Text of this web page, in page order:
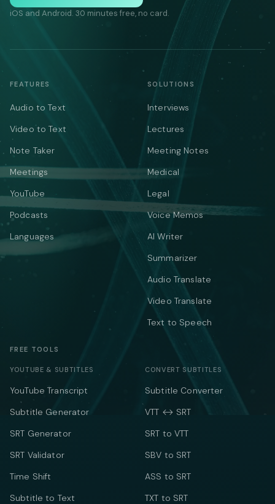
iOS and Android. 30 minutes free, no card.
FEATURES
Audio to Text
Video to Text
Note Taker
Meetings
YouTube
Podcasts
Languages
SOLUTIONS
Interviews
Lectures
Meeting Notes
Medical
Legal
Voice Memos
AI Writer
Summarizer
Audio Translate
Video Translate
Text to Speech
FREE TOOLS
YOUTUBE & SUBTITLES
YouTube Transcript
Subtitle Generator
SRT Generator
SRT Validator
Time Shift
Subtitle to Text
CONVERT SUBTITLES
Subtitle Converter
VTT ↔ SRT
SRT to VTT
SBV to SRT
ASS to SRT
TXT to SRT